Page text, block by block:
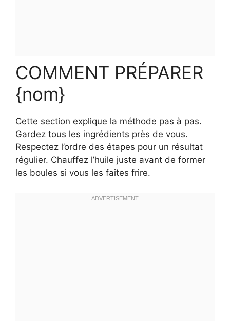
COMMENT PRÉPARER
{nom}
Cette section explique la méthode pas à pas.
Gardez tous les ingrédients près de vous.
Respectez l’ordre des étapes pour un résultat
régulier. Chauffez l’huile juste avant de former
les boules si vous les faites frire.